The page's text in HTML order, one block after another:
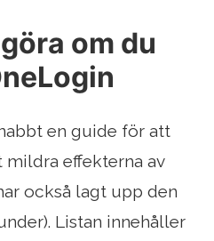
om du
en guide för att
mildra effekterna av
också lagt upp den
Listan innehåller